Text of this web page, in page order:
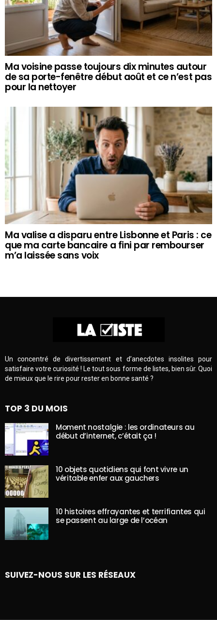
Ma voisine passe toujours dix minutes autour
de sa porte-fenêtre début août et ce n’est pas
pour la nettoyer
Ma valise a disparu entre Lisbonne et Paris : ce
que ma carte bancaire a fini par rembourser
m’a laissée sans voix
Un concentré de divertissement et d’anecdotes insolites pour
satisfaire votre curiosité ! Le tout sous forme de listes, bien sûr. Quoi
de mieux que le rire pour rester en bonne santé ?
TOP 3 DU MOIS
Moment nostalgie : les ordinateurs au
début d’internet, c’était ça !
10 objets quotidiens qui font vivre un
véritable enfer aux gauchers
10 histoires effrayantes et terrifiantes qui
se passent au large de l’océan
SUIVEZ-NOUS SUR LES RÉSEAUX